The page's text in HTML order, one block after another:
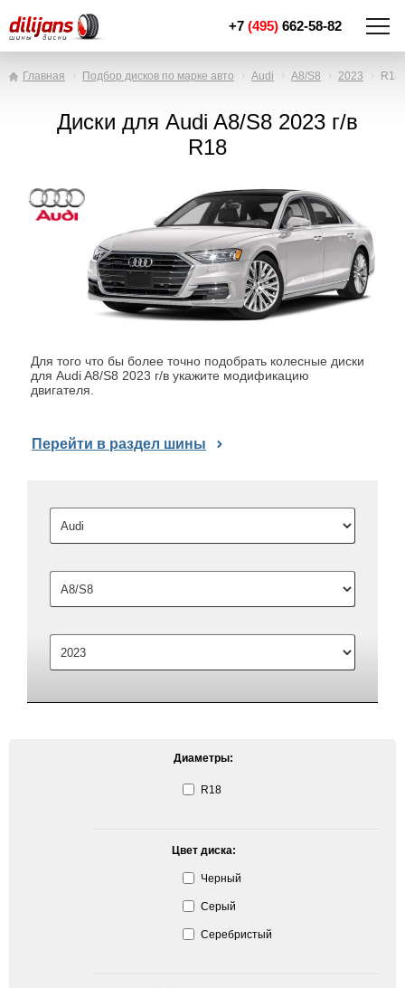
+7 (495) 662-58-82
Главная Подбор дисков по марке авто Audi A8/S8 2023 R18
Диски для Audi A8/S8 2023 г/в
R18
Для того что бы более точно подобрать колесные диски
для Audi A8/S8 2023 г/в укажите модификацию
двигателя.
Перейти в раздел шины
Диаметры:
R18
Цвет диска:
Черный
Серый
Серебристый